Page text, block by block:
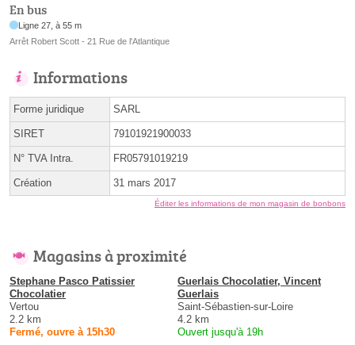
En bus
Ligne 27, à 55 m
Arrêt Robert Scott - 21 Rue de l'Atlantique
Informations
Forme juridique SARL
SIRET 79101921900033
N° TVA Intra. FR05791019219
Création 31 mars 2017
Éditer les informations de mon magasin de bonbons
Magasins à proximité
Stephane Pasco Patissier
Chocolatier
Vertou
2.2 km
Fermé, ouvre à 15h30
Guerlais Chocolatier, Vincent
Guerlais
Saint-Sébastien-sur-Loire
4.2 km
Ouvert jusqu'à 19h